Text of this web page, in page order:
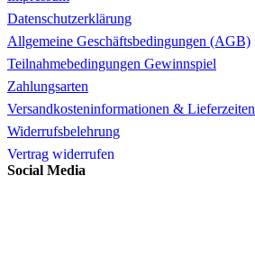
Datenschutzerklärung
Allgemeine Geschäftsbedingungen (AGB)
Teilnahmebedingungen Gewinnspiel
Zahlungsarten
Versandkosteninformationen & Lieferzeiten
Widerrufsbelehrung
Vertrag widerrufen
Social Media